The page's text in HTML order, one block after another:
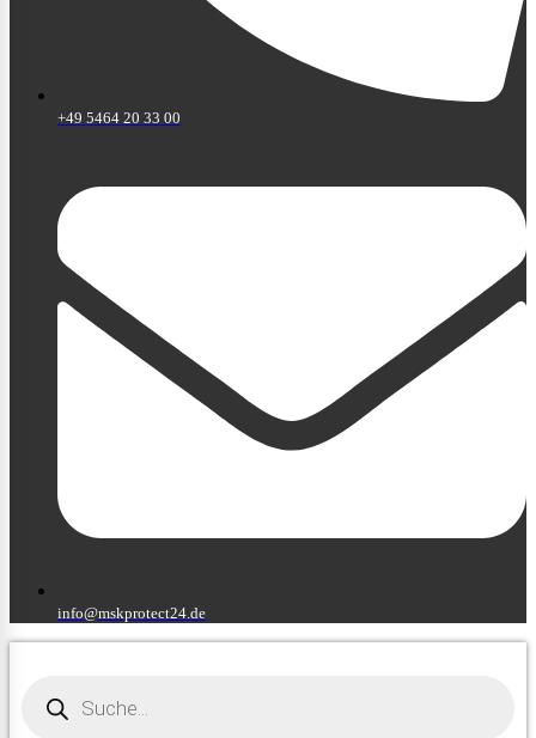
+49 5464 20 33 00
info@mskprotect24.de
search